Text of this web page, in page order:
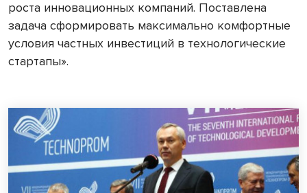
роста инновационных компаний. Поставлена
задача сформировать максимально комфортные
условия частных инвестиций в технологические
стартапы».